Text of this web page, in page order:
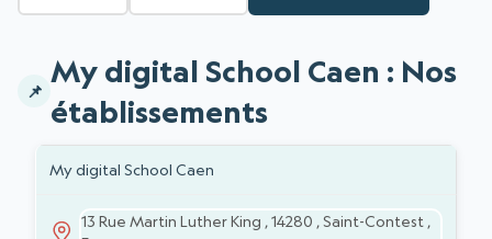
My digital School Caen : Nos
établissements
ÉTABLISSEMENTS
My digital School Caen
13 Rue Martin Luther King , 14280 , Saint-Contest ,